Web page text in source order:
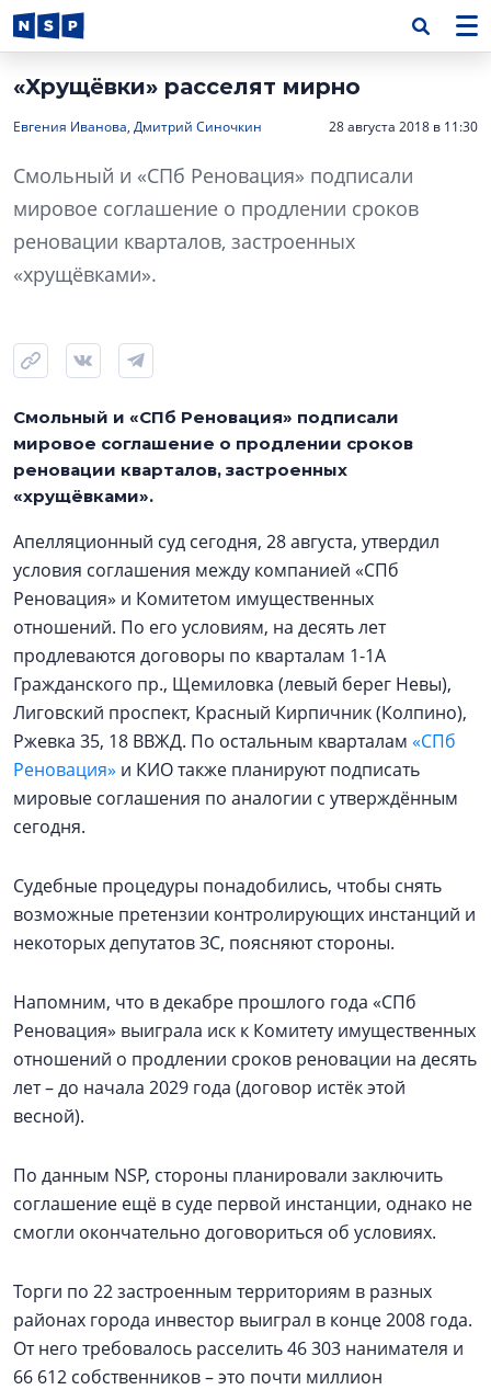
«Хрущёвки» расселят мирно
Евгения Иванова, Дмитрий Синочкин 28 августа 2018 в 11:30
Смольный и «СПб Реновация» подписали
мировое соглашение о продлении сроков
реновации кварталов, застроенных
«хрущёвками».
Смольный и «СПб Реновация» подписали
мировое соглашение о продлении сроков
реновации кварталов, застроенных
«хрущёвками».
Апелляционный суд сегодня, 28 августа, утвердил
условия соглашения между компанией «СПб
Реновация» и Комитетом имущественных
отношений. По его условиям, на десять лет
продлеваются договоры по кварталам 1-1А
Гражданского пр., Щемиловка (левый берег Невы),
Лиговский проспект, Красный Кирпичник (Колпино),
Ржевка 35, 18 ВВЖД. По остальным кварталам «СПб
Реновация» и КИО также планируют подписать
мировые соглашения по аналогии с утверждённым
сегодня.
Судебные процедуры понадобились, чтобы снять
возможные претензии контролирующих инстанций и
некоторых депутатов ЗС, поясняют стороны.
Напомним, что в декабре прошлого года «СПб
Реновация» выиграла иск к Комитету имущественных
отношений о продлении сроков реновации на десять
лет – до начала 2029 года (договор истёк этой
весной).
По данным NSP, стороны планировали заключить
соглашение ещё в суде первой инстанции, однако не
смогли окончательно договориться об условиях.
Торги по 22 застроенным территориям в разных
районах города инвестор выиграл в конце 2008 года.
От него требовалось расселить 46 303 нанимателя и
66 612 собственников – это почти миллион